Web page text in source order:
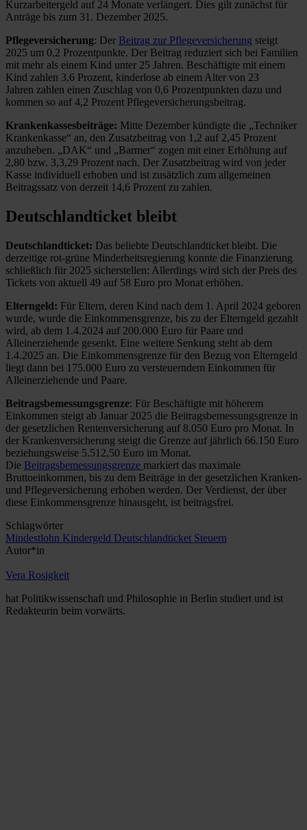
Kurzarbeitergeld auf 24 Monate verlängert. Dies gilt zunächst für
Anträge bis zum 31. Dezember 2025.
Pflegeversicherung: Der Beitrag zur Pflegeversicherung steigt
2025 um 0,2 Prozentpunkte. Der Beitrag reduziert sich bei Familien
mit mehr als einem Kind unter 25 Jahren. Beschäftigte mit einem
Kind zahlen 3,6 Prozent, kinderlose ab einem Alter von 23
Jahren zahlen einen Zuschlag von 0,6 Prozentpunkten dazu und
kommen so auf 4,2 Prozent Pflegeversicherungsbeitrag.
Krankenkassesbeiträge: Mitte Dezember kündigte die „Techniker
Krankenkasse“ an, den Zusatzbeitrag von 1,2 auf 2,45 Prozent
anzuheben. „DAK“ und „Barmer“ zogen mit einer Erhöhung auf
2,80 bzw. 3,3,29 Prozent nach. Der Zusatzbeitrag wird von jeder
Kasse individuell erhoben und ist zusätzlich zum allgemeinen
Beitragssatz von derzeit 14,6 Prozent zu zahlen.
Deutschlandticket bleibt
Deutschlandticket: Das beliebte Deutschlandticket bleibt. Die
derzeitige rot-grüne Minderheitsregierung konnte die Finanzierung
schließlich für 2025 sicherstellen: Allerdings wird sich der Preis des
Tickets von aktuell 49 auf 58 Euro pro Monat erhöhen.
Elterngeld: Für Eltern, deren Kind nach dem 1. April 2024 geboren
wurde, wurde die Einkommensgrenze, bis zu der Elterngeld gezahlt
wird, ab dem 1.4.2024 auf 200.000 Euro für Paare und
Alleinerziehende gesenkt. Eine weitere Senkung steht ab dem
1.4.2025 an. Die Einkommensgrenze für den Bezug von Elterngeld
liegt dann bei 175.000 Euro zu versteuerndem Einkommen für
Alleinerziehende und Paare.
Beitragsbemessungsgrenze: Für Beschäftigte mit höherem
Einkommen steigt ab Januar 2025 die Beitragsbemessungsgrenze in
der gesetzlichen Rentenversicherung auf 8.050 Euro pro Monat. In
der Krankenversicherung steigt die Grenze auf jährlich 66.150 Euro
beziehungsweise 5.512,50 Euro im Monat.
Die Beitragsbemessungsgrenze markiert das maximale
Bruttoeinkommen, bis zu dem Beiträge in der gesetzlichen Kranken-
und Pflegeversicherung erhoben werden. Der Verdienst, der über
diese Einkommensgrenze hinausgeht, ist beitragsfrei.
Schlagwörter
Mindestlohn Kindergeld Deutschlandticket Steuern
Autor*in
Vera Rosigkeit
hat Politikwissenschaft und Philosophie in Berlin studiert und ist
Redakteurin beim vorwärts.